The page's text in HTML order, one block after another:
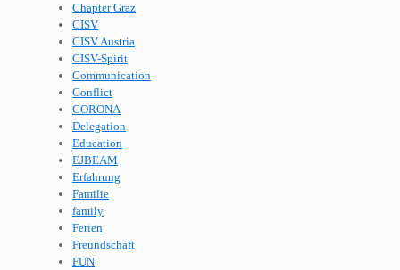
Chapter Graz
CISV
CISV Austria
CISV-Spirit
Communication
Conflict
CORONA
Delegation
Education
EJBEAM
Erfahrung
Familie
family
Ferien
Freundschaft
FUN